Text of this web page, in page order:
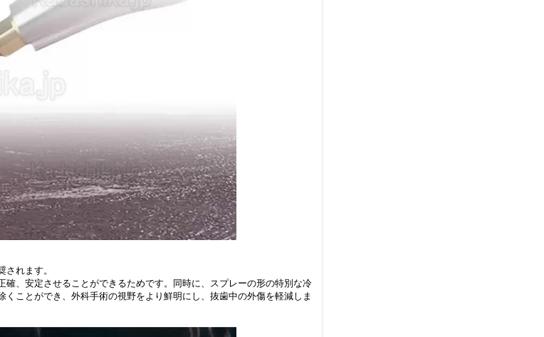
れます。
、安定させることができるためです。同時に、スプレーの形の特別な冷
ことができ、外科手術の視野をより鮮明にし、抜歯中の外傷を軽減しま